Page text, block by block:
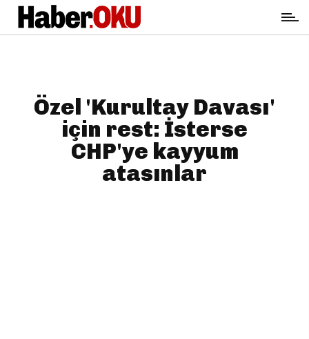
Özel 'Kurultay Davası'
için rest: İsterse
CHP'ye kayyum
atasınlar